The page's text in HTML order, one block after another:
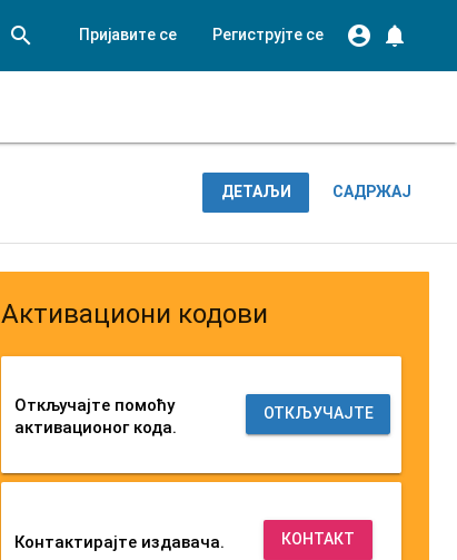
Search
 Пријавите се Региструјте се account_circle notifications
ДЕТАЉИ САДРЖАЈ
Активациони кодови
Откључајте помоћу
активационог кода.
ОТКЉУЧАЈТЕ
Контактирајте издавача. КОНТАКТ